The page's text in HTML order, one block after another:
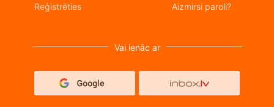
Reģistrēties Aizmirsi paroli?
Vai ienāc ar